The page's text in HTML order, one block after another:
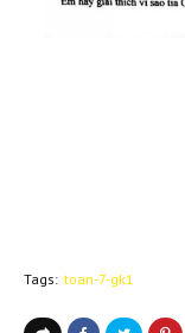
Tags: toan-7-gk1